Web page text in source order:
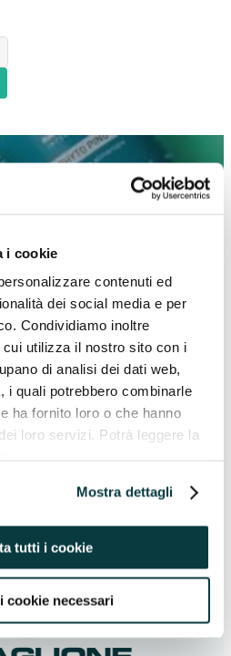
i cookie
contenuti ed
dei social media e per
Condividiamo inoltre
utilizza il nostro sito con i
di analisi dei dati web,
i quali potrebbero combinarle
ha fornito loro o che hanno
loro servizi. Potrà leggere la
Mostra dettagli
tutti i cookie
cookie necessari
SCONTO del 15%
PRIMO ORDINE
alla newsletter di Pavaglione
letto l’informativa sullaPrivacy .